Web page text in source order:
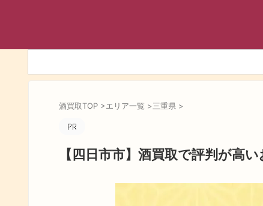
酒買取TOP >エリア一覧 >三重県 >
【四日市市】酒買取で評判が高